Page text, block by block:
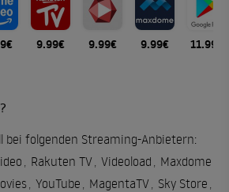
9.99€ 9.99€ 9.99€ 11.99€
bei folgenden Streaming-Anbietern:
, Rakuten TV, Videoload , Maxdome
, YouTube , MagentaTV, Sky Store ,